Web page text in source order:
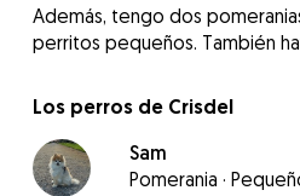
Además, tengo dos
perritos pequeños. También
Los perros de Crisdel
Sam
Pomerania ·